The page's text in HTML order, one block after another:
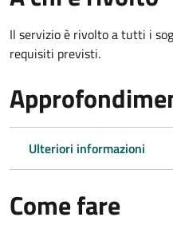
Il servizio è rivolto a tutti i
requisiti previsti.
Ulteriori informazioni
Come fare